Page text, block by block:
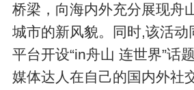
桥梁，向海内外充分展现舟
城市的新风貌。同时,该活动
平台开设“in舟山 连世界”话
媒体达人在自己的国内外社